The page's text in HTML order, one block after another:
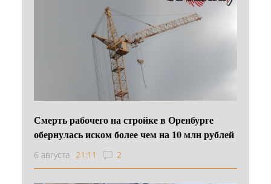
Смерть рабочего на стройке в Оренбурге
обернулась иском более чем на 10 млн рублей
6 августа 21:11 2